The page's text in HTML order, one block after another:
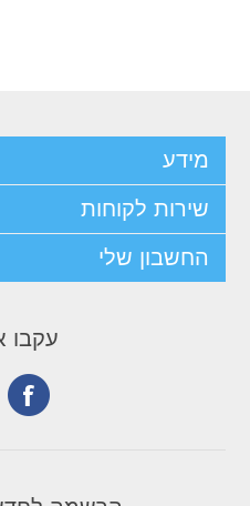
מידע
שירות לקוחות
החשבון שלי
עקבו